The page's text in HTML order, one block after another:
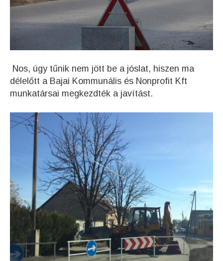
Nos, úgy tűnik nem jött be a jóslat, hiszen ma
délelőtt a Bajai Kommunális és Nonprofit Kft
munkatársai megkezdték a javítást.